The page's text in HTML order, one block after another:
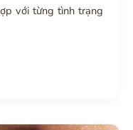
với từng tình trạng